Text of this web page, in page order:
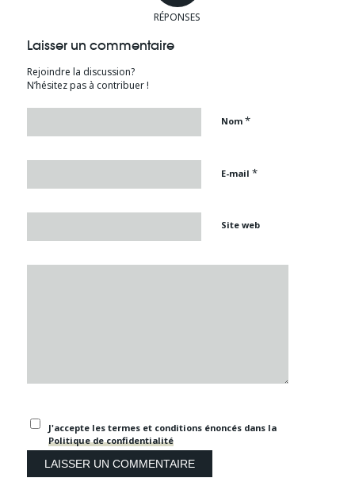
RÉPONSES
Laisser un commentaire
Rejoindre la discussion?
N’hésitez pas à contribuer !
Nom *
E-mail *
Site web
J'accepte les termes et conditions énoncés dans la
Politique de confidentialité